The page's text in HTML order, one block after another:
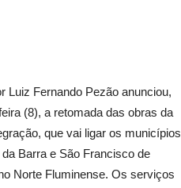
Luiz Fernando Pezão anunciou,
(8), a retomada das obras da
que vai ligar os municípios
Barra e São Francisco de
Norte Fluminense. Os serviços